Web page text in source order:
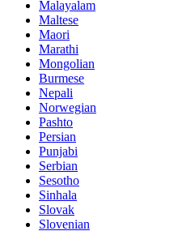
Malayalam
Maltese
Maori
Marathi
Mongolian
Burmese
Nepali
Norwegian
Pashto
Persian
Punjabi
Serbian
Sesotho
Sinhala
Slovak
Slovenian